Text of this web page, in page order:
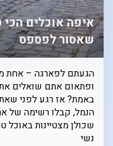
איפה אוכלים
שאסור לפספס
הגעתם לפארגה – אחת
ופתאום אתם שואלים
באמת? אז רגע לפני
הנמל, קבלו רשימה של
שכולן מצטיינות באוכל
נשי